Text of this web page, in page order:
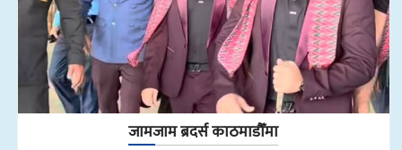
जामजाम ब्रदर्स काठमाडौँमा